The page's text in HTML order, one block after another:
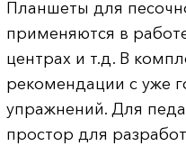
Планшеты для
применяются в
центрах и т.д. В
рекомендации с уже
упражнений. Для
простор для